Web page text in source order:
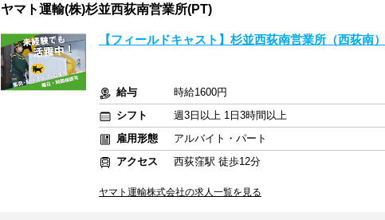
ヤマト運輸(株)杉並西荻南営業所(PT)
【フィールドキャスト】杉並西荻南営業所（西荻南
給与
時給1600円
シフト
週3日以上 1日3時間以上
雇用形態
アルバイト・パート
アクセス
西荻窪駅 徒歩12分
ヤマト運輸株式会社の求人一覧を見る